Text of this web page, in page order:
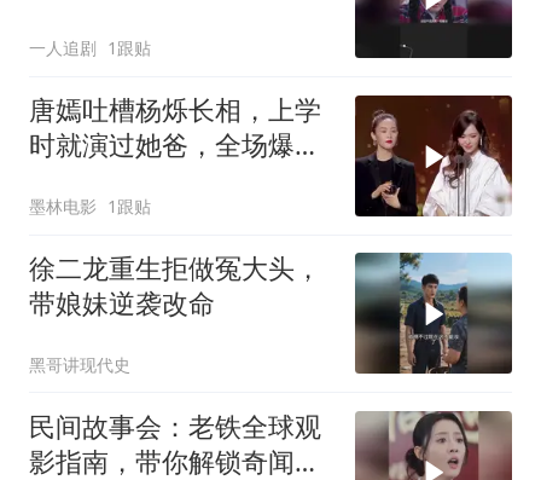
一人追剧 1跟贴
唐嫣吐槽杨烁长相，上学
时就演过她爸，全场爆笑
墨林电影 1跟贴
徐二龙重生拒做冤大头，
带娘妹逆袭改命
黑哥讲现代史
民间故事会：老铁全球观
影指南，带你解锁奇闻异